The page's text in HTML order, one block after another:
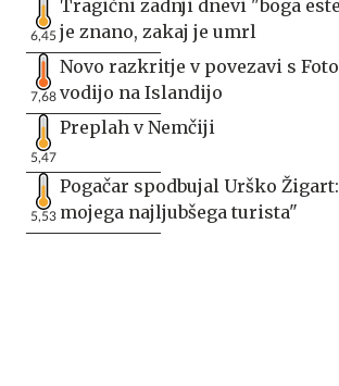
6,45
Tragični zadnji dnevi "boga
je znano, zakaj je umrl
7,68
Novo razkritje v povezavi s
vodijo na Islandijo
5,47
Preplah v Nemčiji
5,53
Pogačar spodbujal Urško
mojega najljubšega turista"